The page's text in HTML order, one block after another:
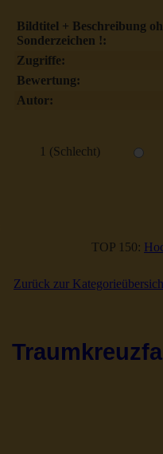
Bildtitel + Beschreibung
Sonderzeichen !:
Zugriffe:
Bewertung:
Autor:
1 (Schlecht)
TOP 150:
Zurück zur